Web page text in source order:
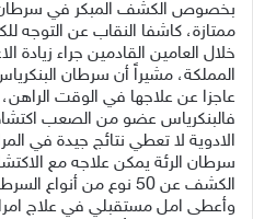
بخصوص الكشف المبكر في سرطان
ممتازة، كاشفا النقاب عن التوجه
خلال العامين القادمين جراء زيادة
المملكة، مشيراً أن سرطان
عاجزا عن علاجها في الوقت
فالبنكرياس عضو من الصعب
الادوية لا تعطي نتائج جيدة في
سرطان الرئة يمكن علاجه مع
الكشف عن 50 نوع من أنواع السرطانات
وأعطى امل مستقبلي في علاج